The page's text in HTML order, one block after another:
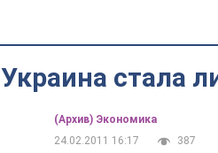
Украина стала
(Архив) Экономика
24.02.2011 16:17
387